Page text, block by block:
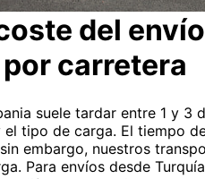
del
carretera
suele tardar entre 1 y 3
tipo de carga. El tiempo
embargo, nuestros
Para envíos desde